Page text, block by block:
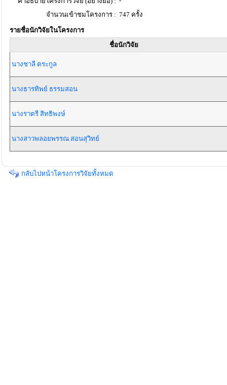
จำนวนเข้าชมโครงการ : 747 ครั้ง
รายชื่อนักวิจัยในโครงการ
ชื่อนักวิจัย
นางชาลี ตระกูล
นางธารทิพย์ ธรรมสอน
นางราตรี สิทธิพงษ์
นางสาวพลอยพรรณ สอนสุวิทย์
กลับไปหน้าโครงการวิจัยทั้งหมด